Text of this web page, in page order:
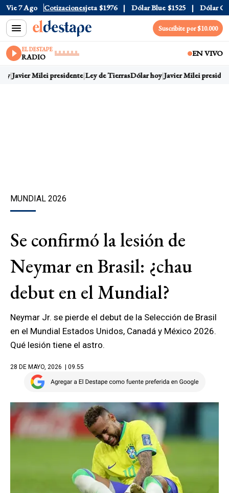
Vie 7 Ago Cotizaciones
$1520 Dólar Tarjeta $1976 Dólar Blue $1525 Dólar CCL
Suscribite por $10.000
EL DESTAPE
RADIO EN VIVO
Javier Milei presidente Ley de TierrasDólar hoy Javier Milei
MUNDIAL 2026
Se confirmó la lesión de
Neymar en Brasil: ¿chau
debut en el Mundial?
Neymar Jr. se pierde el debut de la Selección de Brasil
en el Mundial Estados Unidos, Canadá y México 2026.
Qué lesión tiene el astro.
28 DE MAYO, 2026 | 09.55